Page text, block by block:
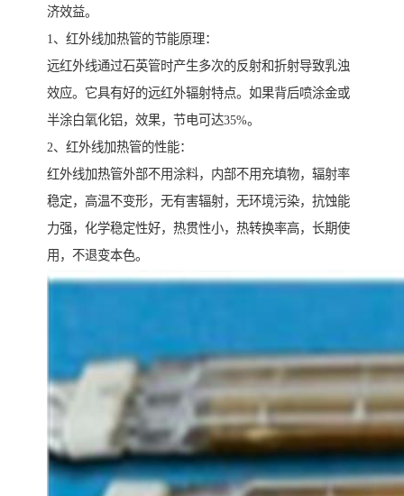
济效益。
1、红外线加热管的节能原理：
远红外线通过石英管时产生多次的反射和折射导致乳浊
效应。它具有好的远红外辐射特点。如果背后喷涂金或
半涂白氧化铝，效果，节电可达35%。
2、红外线加热管的性能：
红外线加热管外部不用涂料，内部不用充填物，辐射率
稳定，高温不变形，无有害辐射，无环境污染，抗蚀能
力强，化学稳定性好，热贯性小，热转换率高，长期使
用，不退变本色。